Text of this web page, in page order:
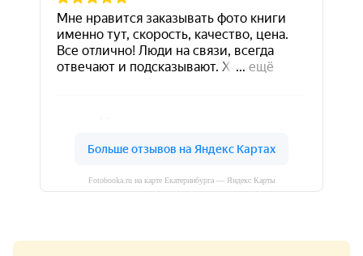
Fotobooka.ru на карте Екатеринбурга — Яндекс Карты